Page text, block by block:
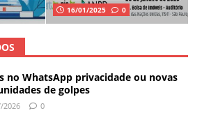
16/01/2025 0
no WhatsApp privacidade ou novas
de golpes
2026 0